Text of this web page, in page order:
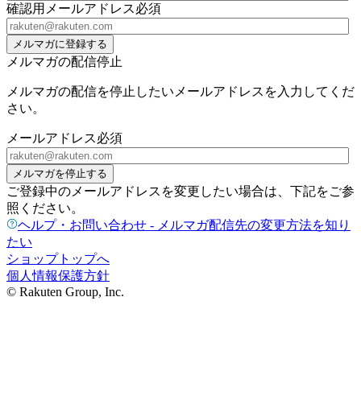
確認用メールアドレス必須
メルマガに登録する
メルマガの配信停止
メルマガの配信を停止したいメールアドレスを入力してくだ
さい。
メールアドレス必須
メルマガを停止する
ご登録中のメールアドレスを変更したい場合は、下記をご参
照ください。
ヘルプ・お問い合わせ - メルマガ配信先の変更方法を知り
たい
ショップトップへ
個人情報保護方針
© Rakuten Group, Inc.